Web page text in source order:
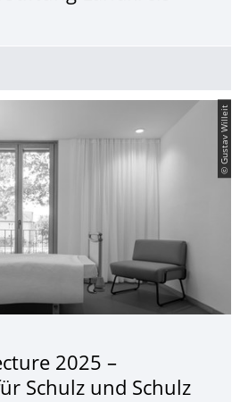
© Gustav Willeit
2025 –
Schulz und Schulz